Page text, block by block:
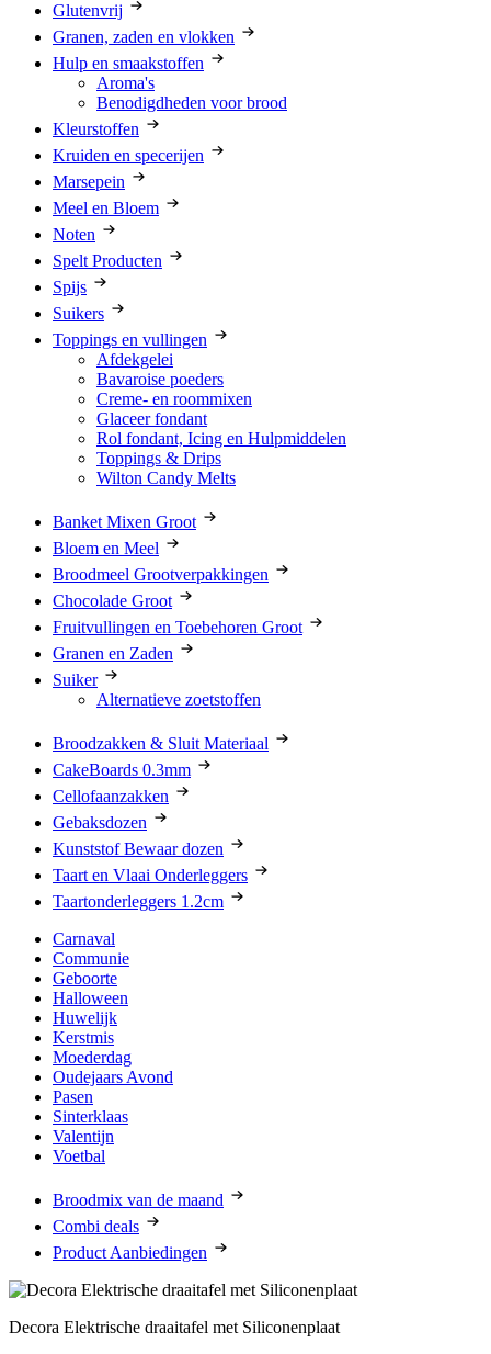
Glutenvrij
Granen, zaden en vlokken
Hulp en smaakstoffen
Aroma's
Benodigdheden voor brood
Kleurstoffen
Kruiden en specerijen
Marsepein
Meel en Bloem
Noten
Spelt Producten
Spijs
Suikers
Toppings en vullingen
Afdekgelei
Bavaroise poeders
Creme- en roommixen
Glaceer fondant
Rol fondant, Icing en Hulpmiddelen
Toppings & Drips
Wilton Candy Melts
Banket Mixen Groot
Bloem en Meel
Broodmeel Grootverpakkingen
Chocolade Groot
Fruitvullingen en Toebehoren Groot
Granen en Zaden
Suiker
Alternatieve zoetstoffen
Broodzakken & Sluit Materiaal
CakeBoards 0.3mm
Cellofaanzakken
Gebaksdozen
Kunststof Bewaar dozen
Taart en Vlaai Onderleggers
Taartonderleggers 1.2cm
Carnaval
Communie
Geboorte
Halloween
Huwelijk
Kerstmis
Moederdag
Oudejaars Avond
Pasen
Sinterklaas
Valentijn
Voetbal
Broodmix van de maand
Combi deals
Product Aanbiedingen
Decora Elektrische draaitafel met Siliconenplaat